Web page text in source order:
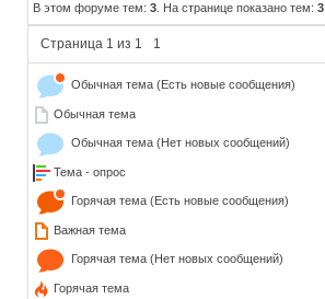
В этом форуме тем:3 . На странице показано тем:3
Страница 1 из 1 1
Обычная тема (Есть новые сообщения)
Обычная тема
Обычная тема (Нет новых сообщений)
Тема - опрос
Горячая тема (Есть новые сообщения)
Важная тема
Горячая тема (Нет новых сообщений)
Горячая тема